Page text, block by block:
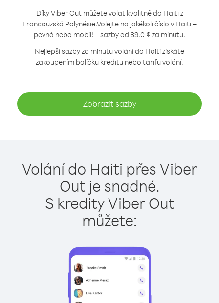
Díky Viber Out můžete volat kvalitně do Haiti z
Francouzská Polynésie.Volejte na jakékoli číslo v Haiti –
pevná nebo mobil! – sazby od 39.0 ¢ za minutu.
Nejlepší sazby za minutu volání do Haiti získáte
zakoupením balíčku kreditu nebo tarifu volání.
Zobrazit sazby
Volání do Haiti přes Viber
Out je snadné.
S kredity Viber Out
můžete: